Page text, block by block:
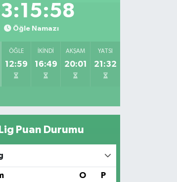
Öğle Namazı
ÖĞLE
12:59
İKINDI
16:49
AKŞAM
20:01
YATSI
21:32
Puan Durumu
O P